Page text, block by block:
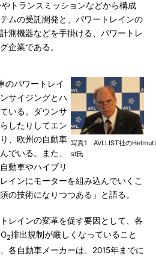
トランスミッションなどから構成
ムの受託開発と、パワートレインの
測機器などを手掛ける、パワートレ
企業である。
写真1 AVLLIST社の
st氏
のパワートレイ
サイジングとハ
いる。ダウンサ
したりしてエン
、欧州の自動車
でいる。また、
動車やハイブリ
インにモーターを組み込んでいくこ
の技術になりつつある」と語る。
レインの変革を促す要因として、各
2排出規制が厳しくなっていること
各自動車メーカーは、2015年までに